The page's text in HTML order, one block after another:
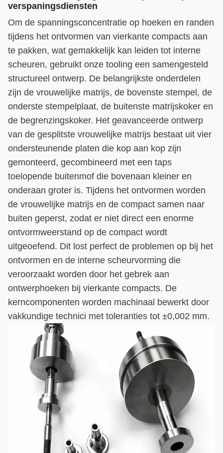
verspaningsdiensten
Om de spanningsconcentratie op hoeken en randen
tijdens het ontvormen van vierkante compacts aan
te pakken, wat gemakkelijk kan leiden tot interne
scheuren, gebruikt onze tooling een samengesteld
structureel ontwerp. De belangrijkste onderdelen
zijn de vrouwelijke matrijs, de bovenste stempel, de
onderste stempelplaat, de buitenste matrijskoker en
de begrenzingskoker. Het geavanceerde ontwerp
van de gesplitste vrouwelijke matrijs bestaat uit vier
ondersteunende platen die kop aan kop zijn
gemonteerd, gecombineerd met een taps
toelopende buitenmof die bovenaan kleiner en
onderaan groter is. Tijdens het ontvormen worden
de vrouwelijke matrijs en de compact samen naar
buiten geperst, zodat er niet direct een enorme
ontvormweerstand op de compact wordt
uitgeoefend. Dit lost perfect de problemen op bij het
ontvormen en de interne scheurvorming die
veroorzaakt worden door het gebrek aan
ontwerphoeken bij vierkante compacts. De
kerncomponenten worden machinaal bewerkt door
vakkundige technici met toleranties tot ±0,002 mm.